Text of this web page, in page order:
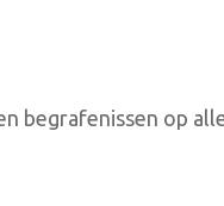
begrafenissen op